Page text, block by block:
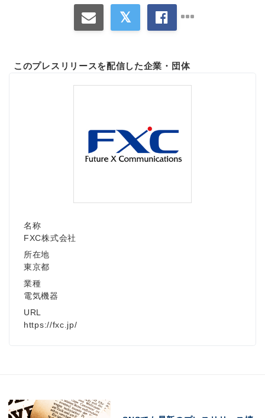
このプレスリリースを配信した企業・団体
名称
FXC株式会社
所在地
東京都
業種
電気機器
URL
https://fxc.jp/